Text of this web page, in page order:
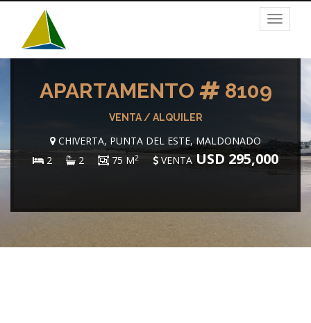
Toggle
APARTAMENTO 8109
VENTA / ALQUILER
CHIVERTA, PUNTA DEL ESTE, MALDONADO
2
2 75 M2 VENTAUSD 295,000